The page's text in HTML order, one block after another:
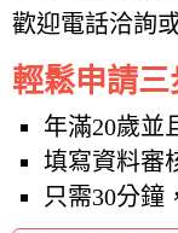
歡迎電話洽詢
輕鬆申請三
年滿20歲並
填寫資料審
只需30分鐘